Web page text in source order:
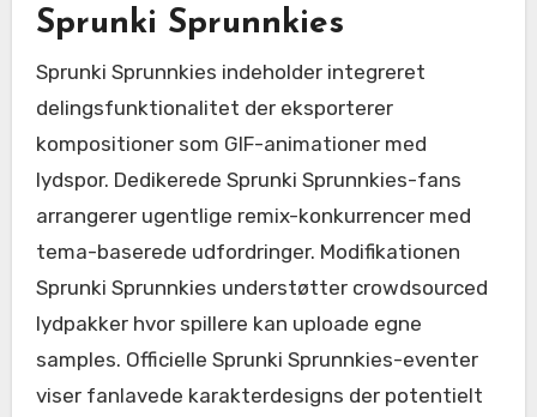
Sprunki Sprunnkies
Sprunki Sprunnkies indeholder integreret
delingsfunktionalitet der eksporterer
kompositioner som GIF-animationer med
lydspor. Dedikerede Sprunki Sprunnkies-fans
arrangerer ugentlige remix-konkurrencer med
tema-baserede udfordringer. Modifikationen
Sprunki Sprunnkies understøtter crowdsourced
lydpakker hvor spillere kan uploade egne
samples. Officielle Sprunki Sprunnkies-eventer
viser fanlavede karakterdesigns der potentielt